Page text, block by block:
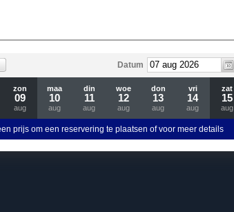
Datum
zon
09
aug
maa
10
aug
din
11
aug
woe
12
aug
don
13
aug
vri
14
aug
zat
15
aug
prijs om een reservering te plaatsen of voor meer details